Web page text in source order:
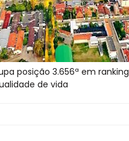
posição 3.656ª em ranking
de vida